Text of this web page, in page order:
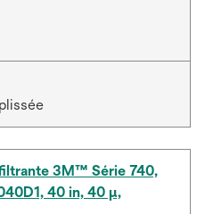
3M™ Série 740,
40 in, 40 μ,